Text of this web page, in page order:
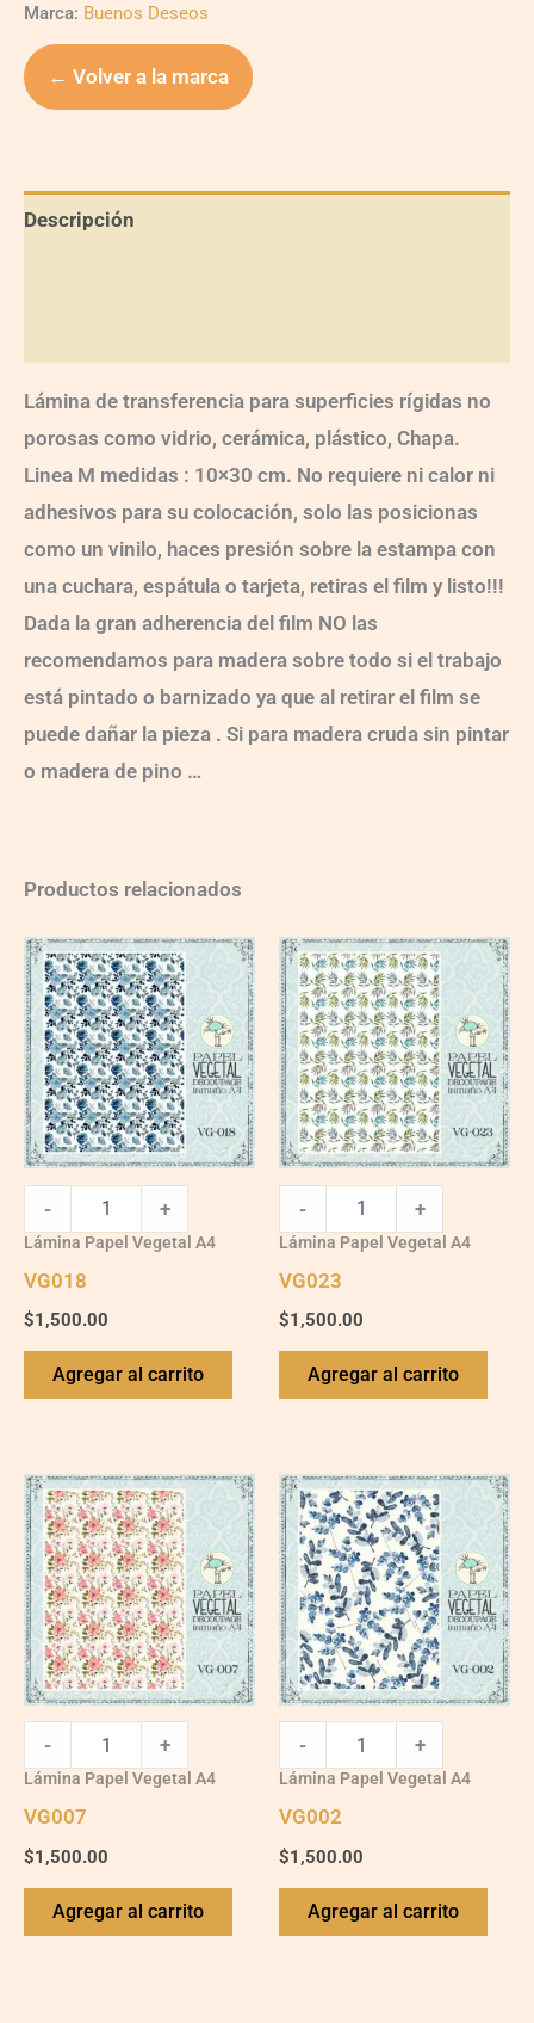
Marca: Buenos Deseos
← Volver a la marca
Descripción
Lámina de transferencia para superficies rígidas no
porosas como vidrio, cerámica, plástico, Chapa.
Linea M medidas : 10×30 cm. No requiere ni calor ni
adhesivos para su colocación, solo las posicionas
como un vinilo, haces presión sobre la estampa con
una cuchara, espátula o tarjeta, retiras el film y listo!!!
Dada la gran adherencia del film NO las
recomendamos para madera sobre todo si el trabajo
está pintado o barnizado ya que al retirar el film se
puede dañar la pieza . Si para madera cruda sin pintar
o madera de pino …
Productos relacionados
VG018
quantity
- +
Lámina Papel Vegetal A4
VG018
$1,500.00
Agregar al carrito
VG023
quantity
- +
Lámina Papel Vegetal A4
VG023
$1,500.00
Agregar al carrito
VG007
quantity
- +
Lámina Papel Vegetal A4
VG007
$1,500.00
Agregar al carrito
VG002
quantity
- +
Lámina Papel Vegetal A4
VG002
$1,500.00
Agregar al carrito